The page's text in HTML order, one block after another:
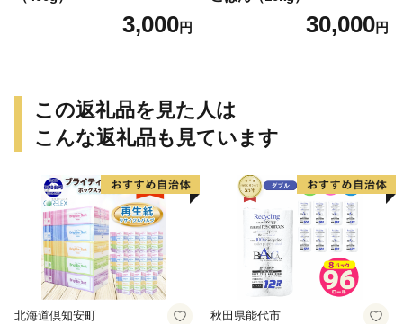
3,000円 30,000円
この返礼品を見た人は
こんな返礼品も見ています
北海道倶知安町 秋田県能代市